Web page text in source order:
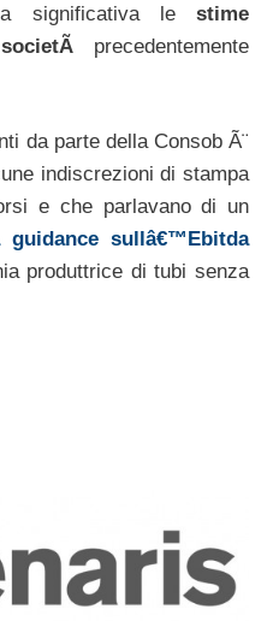
significativa le stime
precedentemente
da parte della Consob Ã¨
indiscrezioni di stampa
e che parlavano di un
sullâ€™Ebitda
produttrice di tubi senza